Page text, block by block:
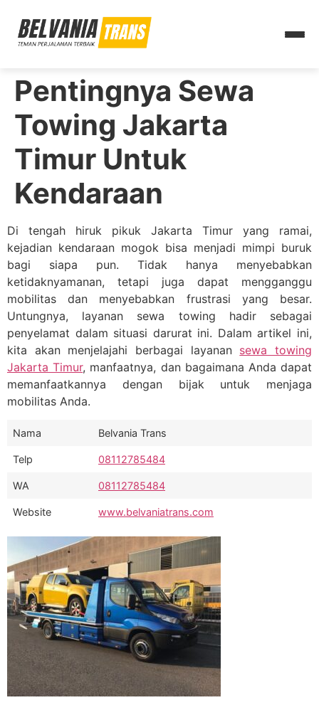
Pentingnya Sewa
Towing Jakarta
Timur Untuk
Kendaraan
Di tengah hiruk pikuk Jakarta Timur yang ramai,
kejadian kendaraan mogok bisa menjadi mimpi buruk
bagi siapa pun. Tidak hanya menyebabkan
ketidaknyamanan, tetapi juga dapat mengganggu
mobilitas dan menyebabkan frustrasi yang besar.
Untungnya, layanan sewa towing hadir sebagai
penyelamat dalam situasi darurat ini. Dalam artikel ini,
kita akan menjelajahi berbagai layanan sewa towing
Jakarta Timur, manfaatnya, dan bagaimana Anda dapat
memanfaatkannya dengan bijak untuk menjaga
mobilitas Anda.
Nama Belvania Trans
Telp 08112785484
WA 08112785484
Website www.belvaniatrans.com